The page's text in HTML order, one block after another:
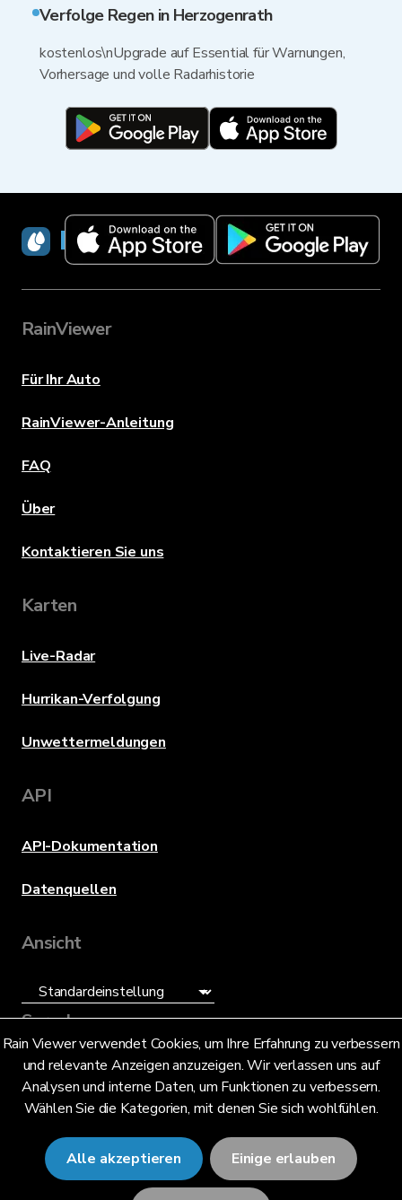
Verfolge Regen in Herzogenrath
kostenlos\nUpgrade auf Essential für Warnungen,
Vorhersage und volle Radarhistorie
Rain Viewer verwendet Cookies, um Ihre Erfahrung zu verbessern
und relevante Anzeigen anzuzeigen. Wir verlassen uns auf
Analysen und interne Daten, um Funktionen zu verbessern.
Wählen Sie die Kategorien, mit denen Sie sich wohlfühlen.
Alle akzeptieren Einige erlauben
RainViewer
RainViewer
Für Ihr Auto
RainViewer-Anleitung
FAQ
Über
Kontaktieren Sie uns
Karten
Live-Radar
Hurrikan-Verfolgung
Unwettermeldungen
API
API-Dokumentation
Datenquellen
Ansicht
Sprache
Deutsch (DE)
© 2026 RainViewer,MeteoLab Inc.